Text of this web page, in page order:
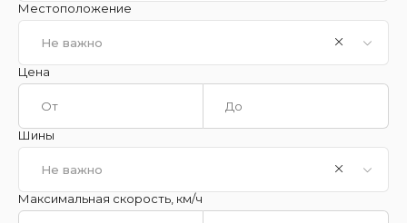
Местоположение
Не важно
Цена
Шины
Не важно
Максимальная скорость, км/ч